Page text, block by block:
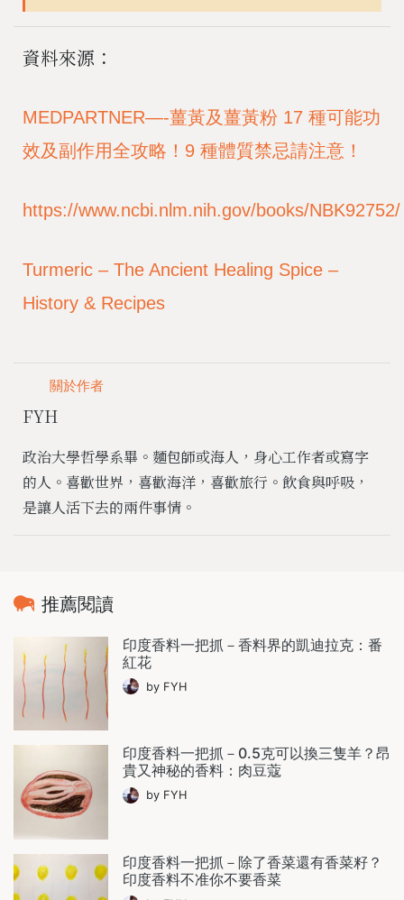
資料來源：
MEDPARTNER—-薑黃及薑黃粉 17 種可能功
效及副作用全攻略！9 種體質禁忌請注意！
https://www.ncbi.nlm.nih.gov/books/NBK92752/
Turmeric – The Ancient Healing Spice –
History & Recipes
關於作者
FYH
政治大學哲學系畢。麵包師或海人，身心工作者或寫字
的人。喜歡世界，喜歡海洋，喜歡旅行。飲食與呼吸，
是讓人活下去的兩件事情。
推薦閱讀
印度香料一把抓－香料界的凱迪拉克：番
紅花
by FYH
印度香料一把抓－0.5克可以換三隻羊？昂
貴又神秘的香料：肉豆蔻
by FYH
印度香料一把抓－除了香菜還有香菜籽？
印度香料不准你不要香菜